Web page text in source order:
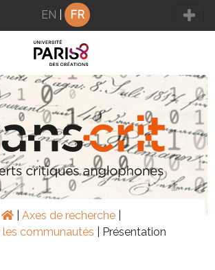
des cookies
EN FR
Axes de recherche
les communautés
Présentation